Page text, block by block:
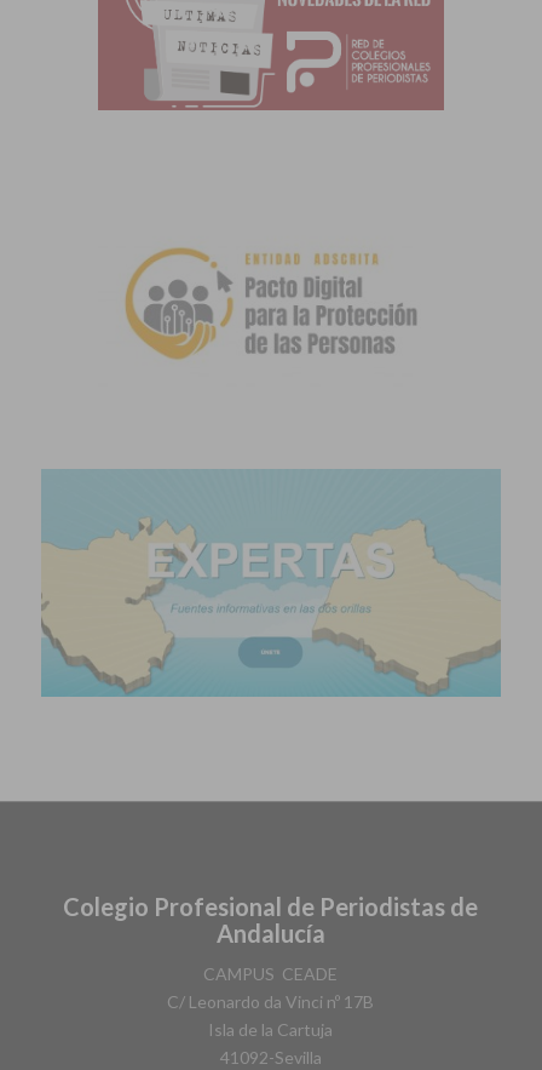
Colegio Profesional de Periodistas de
Andalucía
​CAMPUS ​ CEADE
C/ Leonardo da Vinci nº 17B
Isla de la Cartuja
41092-Sevilla​